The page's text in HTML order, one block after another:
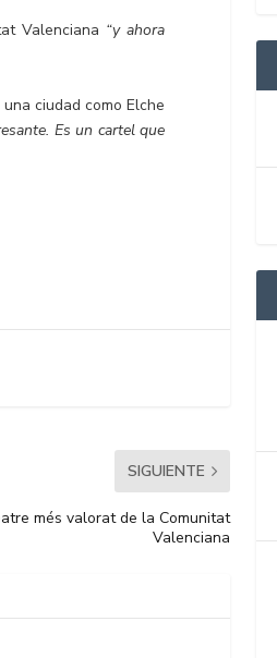
Valenciana “y ahora
ciudad como Elche
Es un cartel que
SIGUIENTE
més valorat de la Comunitat
Valenciana